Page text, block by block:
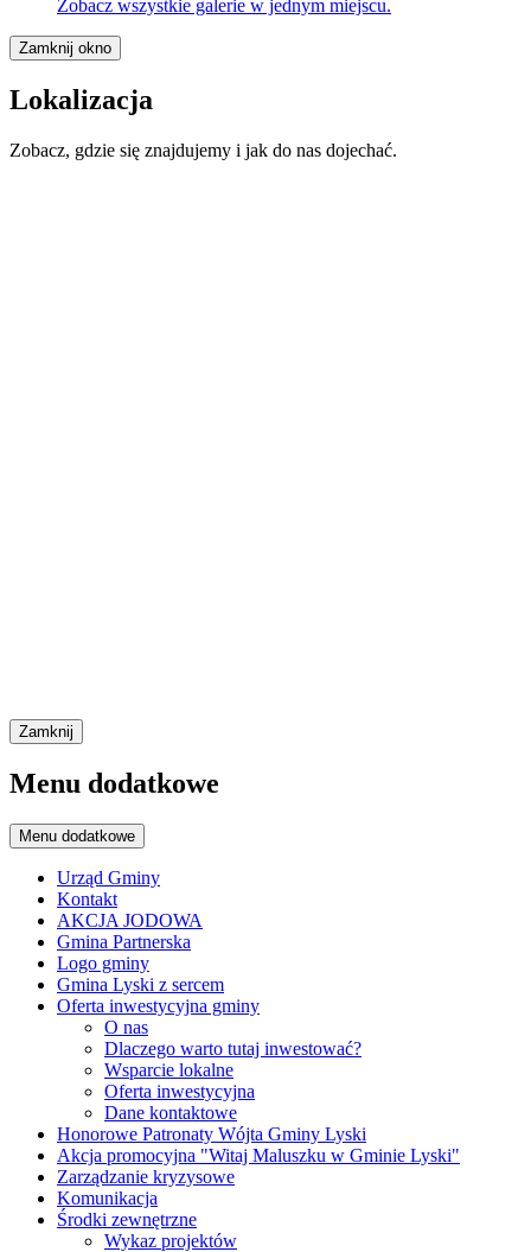
Zobacz wszystkie galerie w jednym miejscu.
Zamknij okno
Lokalizacja
Zobacz, gdzie się znajdujemy i jak do nas dojechać.
Zamknij
Menu dodatkowe
Menu dodatkowe
Urząd Gminy
Kontakt
AKCJA JODOWA
Gmina Partnerska
Logo gminy
Gmina Lyski z sercem
Oferta inwestycyjna gminy
O nas
Dlaczego warto tutaj inwestować?
Wsparcie lokalne
Oferta inwestycyjna
Dane kontaktowe
Honorowe Patronaty Wójta Gminy Lyski
Akcja promocyjna "Witaj Maluszku w Gminie Lyski"
Zarządzanie kryzysowe
Komunikacja
Środki zewnętrzne
Wykaz projektów